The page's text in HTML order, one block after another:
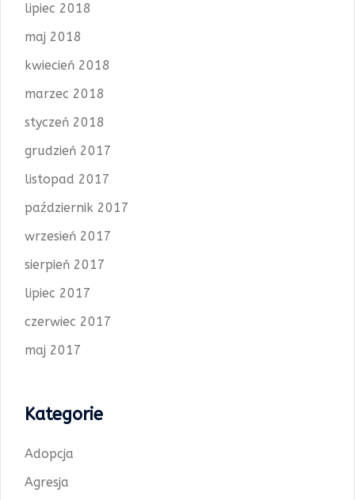
lipiec 2018
maj 2018
kwiecień 2018
marzec 2018
styczeń 2018
grudzień 2017
listopad 2017
październik 2017
wrzesień 2017
sierpień 2017
lipiec 2017
czerwiec 2017
maj 2017
Kategorie
Adopcja
Agresja